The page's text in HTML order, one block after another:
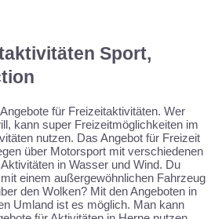
Sport,
für Freizeitaktivitäten. Wer
kann super Freizeitmöglichkeiten im
nutzen. Das Angebot für Freizeit
über Motorsport mit verschiedenen
in Wasser und Wind. Du
einem außergewöhnlichen Fahrzeug
den Wolken? Mit den Angeboten in
Umland ist es möglich. Man kann